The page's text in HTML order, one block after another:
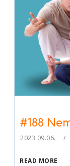
#188
2023.09.06.
READ MORE